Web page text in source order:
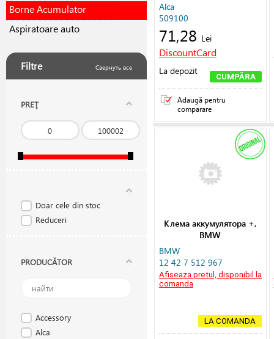
Borne Acumulator
Aspiratoare auto
Filtre Свернуть все
PREŢ
Doar cele din stoc
Reduceri
PRODUCĂTOR
Accessory
Alca
Alca
509100
71,28 Lei
DiscountCard
La depozit
CUMPĂRA
Adaugă pentru
comparare
Клема аккумулятора +,
BMW
BMW
12 42 7 512 967
Afiseaza pretul, disponibil la
comanda
LA COMANDA